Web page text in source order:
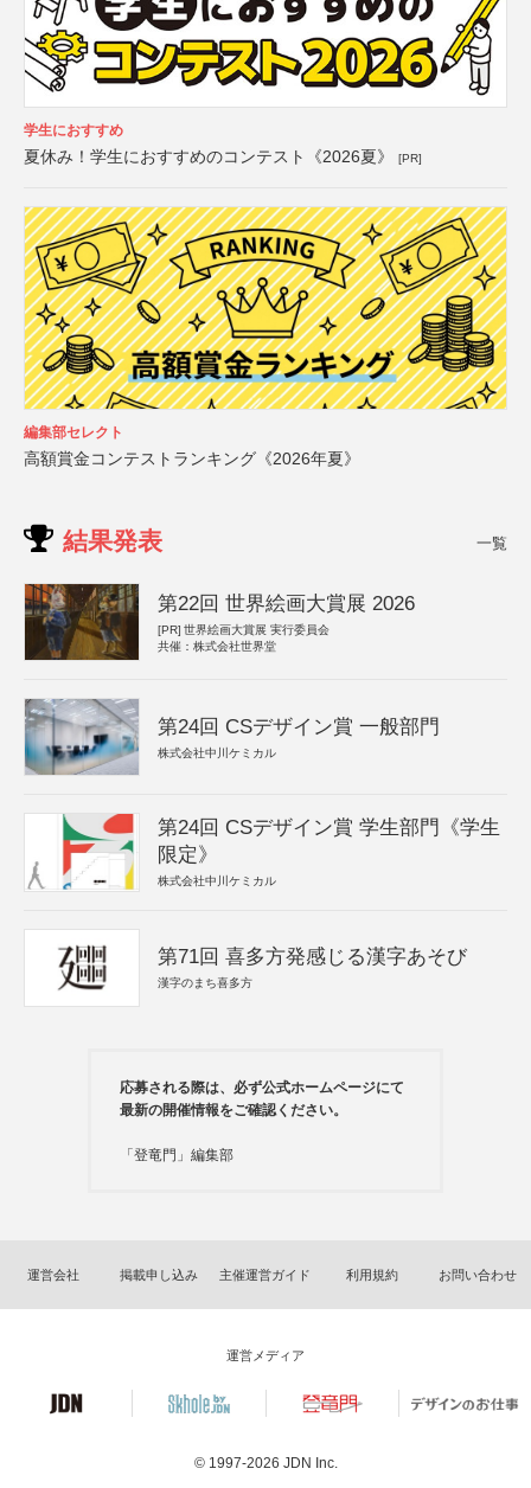
学生におすすめ
夏休み！学生におすすめのコンテスト《2026夏》 [PR]
編集部セレクト
高額賞金コンテストランキング《2026年夏》
結果発表 一覧
第22回 世界絵画大賞展 2026
[PR] 世界絵画大賞展 実行委員会
共催：株式会社世界堂
第24回 CSデザイン賞 一般部門
株式会社中川ケミカル
第24回 CSデザイン賞 学生部門《学生
限定》
株式会社中川ケミカル
第71回 喜多方発感じる漢字あそび
漢字のまち喜多方
応募される際は、必ず公式ホームページにて
最新の開催情報をご確認ください。
「登竜門」編集部
運営会社 掲載申し込み 主催運営ガイド 利用規約 お問い合わせ
運営メディア
© 1997-2026 JDN Inc.